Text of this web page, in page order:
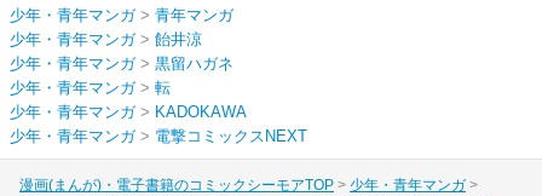
少年・青年マンガ> 青年マンガ
少年・青年マンガ> 飴井涼
少年・青年マンガ> 黒留ハガネ
少年・青年マンガ> 転
少年・青年マンガ> KADOKAWA
少年・青年マンガ> 電撃コミックスNEXT
漫画(まんが)・電子書籍のコミックシーモアTOP
少年・青年マンガ